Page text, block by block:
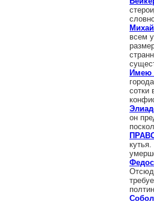
всем
Имею
сотки
он